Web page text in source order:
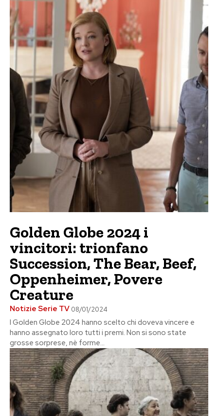
Golden Globe 2024 i
vincitori: trionfano
Succession, The Bear, Beef,
Oppenheimer, Povere
Creature
Notizie Serie TV 08/01/2024
I Golden Globe 2024 hanno scelto chi doveva vincere e
hanno assegnato loro tutti i premi. Non si sono state
grosse sorprese, nè forme...